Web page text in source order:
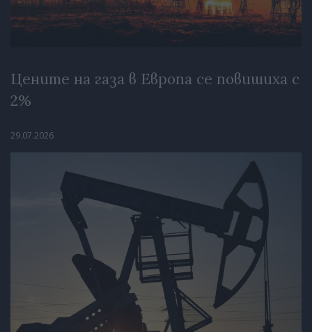
Цените на газа в Европа се повишиха с
2%
29.07.2026